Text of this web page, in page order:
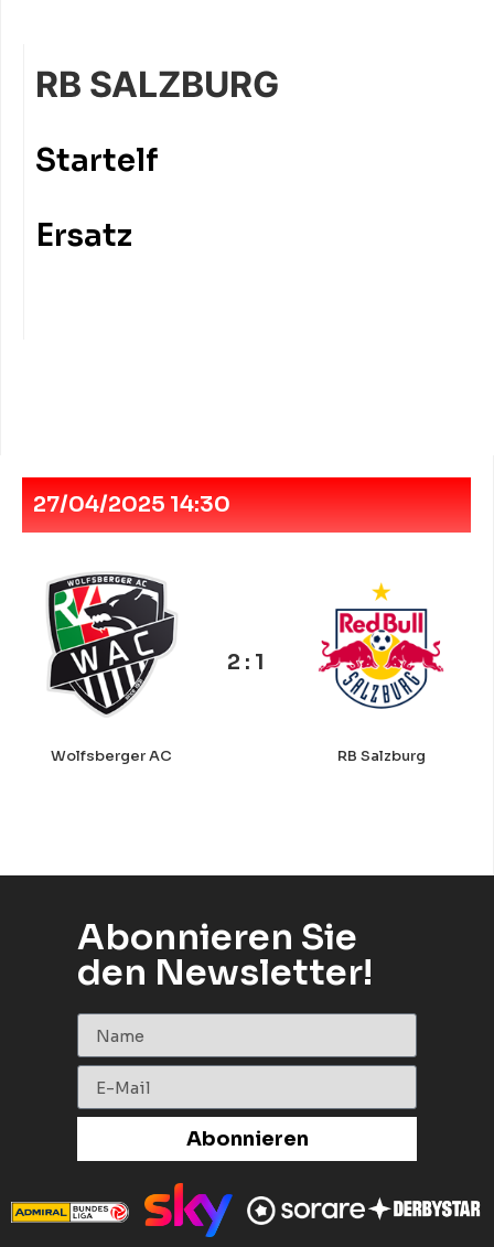
RB SALZBURG
Startelf
Ersatz
27/04/2025 14:30
Wolfsberger AC
2 : 1
RB Salzburg
Abonnieren Sie
den Newsletter!
Abonnieren